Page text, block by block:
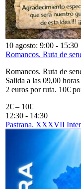
10 agosto: 9:00 - 15:30
Romancos. Ruta de
Romancos. Ruta de
Salida a las 09,00
2 euros por ruta. 10€
2€ – 10€
12:30 - 14:30
Pastrana. XXXVII